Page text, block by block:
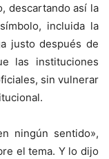
descartando así la
incluida la
justo después de
las instituciones
sin vulnerar
ningún sentido»,
el tema. Y lo dijo